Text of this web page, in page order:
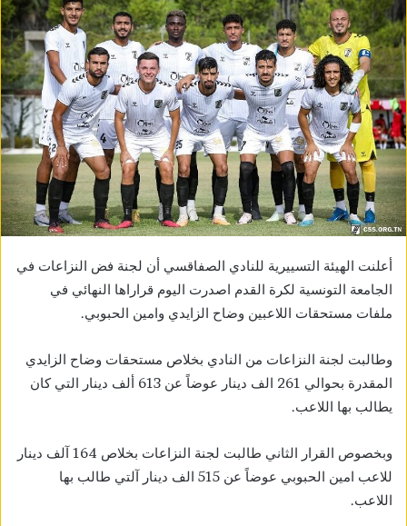
أعلنت الهيئة التسييرية للنادي الصفاقسي أن لجنة فض النزاعات في
الجامعة التونسية لكرة القدم اصدرت اليوم قراراها النهائي في
ملفات مستحقات اللاعبين وضاح الزايدي وامين الحبوبي.
وطالبت لجنة النزاعات من النادي بخلاص مستحقات وضاح الزايدي
المقدرة بحوالي 261 الف دينار عوضاً عن 613 ألف دينار التي كان
يطالب بها اللاعب.
وبخصوص القرار الثاني طالبت لجنة النزاعات بخلاص 164 آلف دينار
للاعب امين الحبوبي عوضاً عن 515 الف دينار آلتي طالب بها
اللاعب.